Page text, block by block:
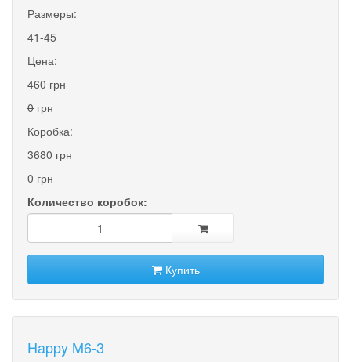
Размеры:
41-45
Цена:
460 грн
0 грн
Коробка:
3680 грн
0 грн
Количество коробок:
Купить
Happy M6-3